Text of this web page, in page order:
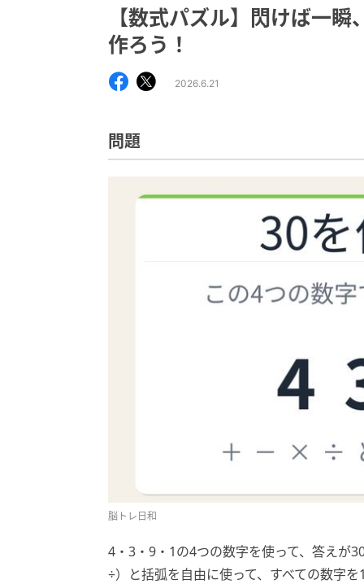
【数式パズル】閃けば一
作ろう！
2026.6.21
問題
脳トレ日和
4・3・9・1の4つの数字を使って、答えが
÷）と括弧を自由に使って、すべての数字